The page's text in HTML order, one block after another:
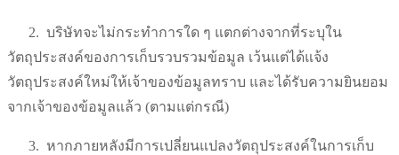
2. บริษัทจะไม่กระทำการใด ๆ แตกต่างจากที่ระบุใน
วัตถุประสงค์ของการเก็บรวบรวมข้อมูล เว้นแต่ได้แจ้ง
วัตถุประสงค์ใหม่ให้เจ้าของข้อมูลทราบ และได้รับความยินยอม
จากเจ้าของข้อมูลแล้ว (ตามแต่กรณี)
3. หากภายหลังมีการเปลี่ยนแปลงวัตถุประสงค์ในการเก็บ